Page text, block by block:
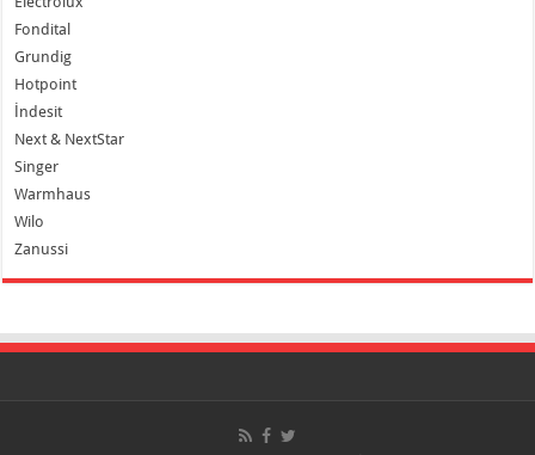
Fondital
Grundig
Hotpoint
İndesit
Next & NextStar
Singer
Warmhaus
Wilo
Zanussi